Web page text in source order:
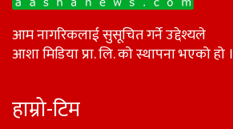
आम नागरिकलाई सुसूचित गर्ने उद्देश्यले
आशा मिडिया प्रा. लि. को स्थापना भएको हो ।
हाम्रो-टिम